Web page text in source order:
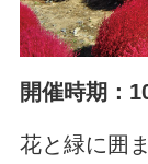
開催時期：
花と緑に囲